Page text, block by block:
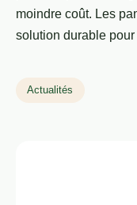
moindre coût. Les
solution durable
Actualités